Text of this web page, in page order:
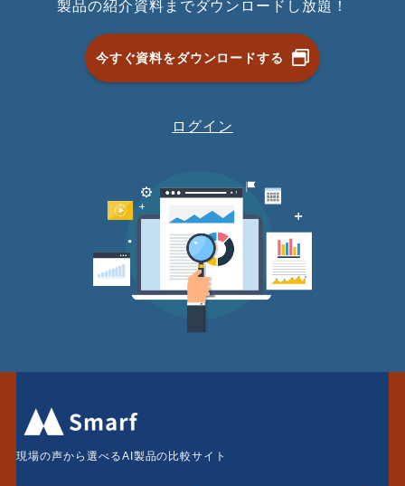
製品の紹介資料までダウンロードし放題！
今すぐ資料をダウンロードする
ログイン
現場の声から選べるAI製品の比較サイト